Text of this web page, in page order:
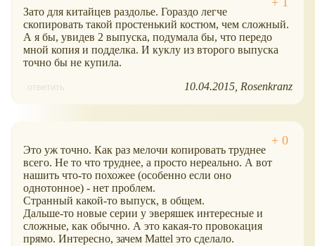
Зато для китайцев раздолье. Гораздо легче
скопировать такой простенький костюм, чем сложный.
А я бы, увидев 2 выпуска, подумала бы, что передо
мной копия и подделка. И куклу из второго выпуска
точно бы не купила.
ответить 10.04.2015 Rosenkranz
Это уж точно. Как раз мелочи копировать труднее
всего. Не то что труднее, а просто нереально. А вот
нашить что-то похожее (особенно если оно
однотонное) - нет проблем.
Странный какой-то выпуск, в общем.
Дальше-то новые серии у эверяшек интересные и
сложные, как обычно. А это какая-то провокация
прямо. Интересно, зачем Mattel это сделало.